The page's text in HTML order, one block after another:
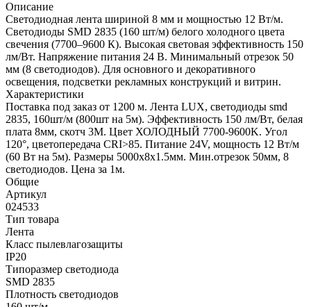
Описание
Светодиодная лента шириной 8 мм и мощностью 12 Вт/м.
Светодиоды SMD 2835 (160 шт/м) белого холодного цвета
свечения (7700–9600 К). Высокая световая эффективность 150
лм/Вт. Напряжение питания 24 В. Минимальный отрезок 50
мм (8 светодиодов). Для основного и декоративного
освещения, подсветки рекламных конструкций и витрин.
Характеристики
Поставка под заказ от 1200 м. Лента LUX, светодиоды smd
2835, 160шт/м (800шт на 5м). Эффективность 150 лм/Вт, белая
плата 8мм, скотч 3М. Цвет ХОЛОДНЫЙ 7700-9600K. Угол
120°, цветопередача CRI>85. Питание 24V, мощность 12 Вт/м
(60 Вт на 5м). Размеры 5000х8х1.5мм. Мин.отрезок 50мм, 8
светодиодов. Цена за 1м.
Общие
Артикул
024533
Тип товара
Лента
Класс пылевлагозащиты
IP20
Типоразмер светодиода
SMD 2835
Плотность светодиодов